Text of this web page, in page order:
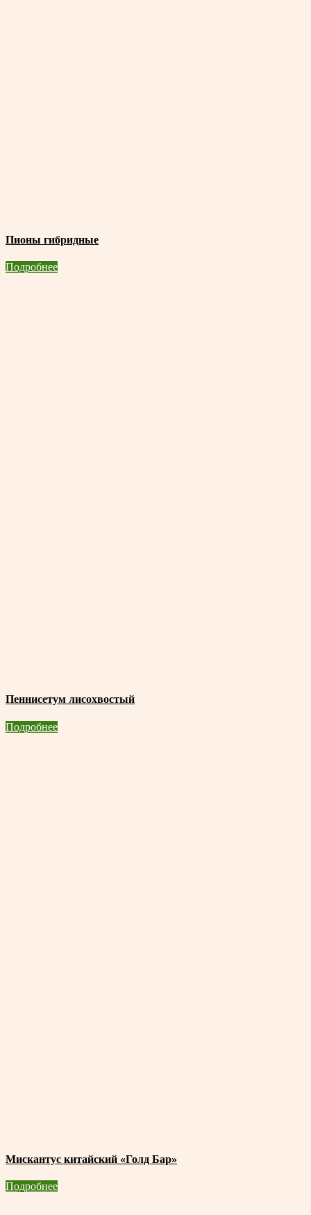
Пионы гибридные
Подробнее
Пеннисетум лисохвостый
Подробнее
Мискантус китайский «Голд Бар»
Подробнее